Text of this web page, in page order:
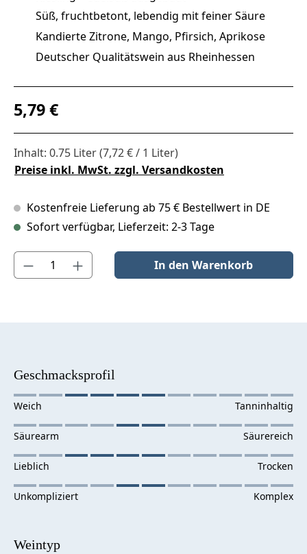
Süß, fruchtbetont, lebendig mit feiner Säure
Kandierte Zitrone, Mango, Pfirsich, Aprikose
Deutscher Qualitätswein aus Rheinhessen
Regulärer Preis:
5,79 €
Inhalt: 0.75 Liter(7,72 € / 1 Liter)
Preise inkl. MwSt. zzgl. Versandkosten
Kostenfreie Lieferung ab 75 € Bestellwert in DE
Sofort verfügbar, Lieferzeit: 2-3 Tage
Produkt Anzahl: Gib den gewünschten Wert ein oder benutze
In den Warenkorb
Geschmacksprofil
Weintyp